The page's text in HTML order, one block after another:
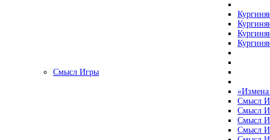
Смысл Игры
«Измена
Смысл
Смысл
Смысл
Смысл